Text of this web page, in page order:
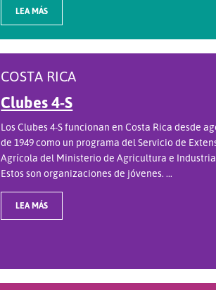
LEA MÁS
COSTA RICA
Clubes 4-S
Los Clubes 4-S funcionan en Costa Rica desde
de 1949 como un programa del Servicio de
Agrícola del Ministerio de Agricultura e
Estos son organizaciones de jóvenes. ...
LEA MÁS